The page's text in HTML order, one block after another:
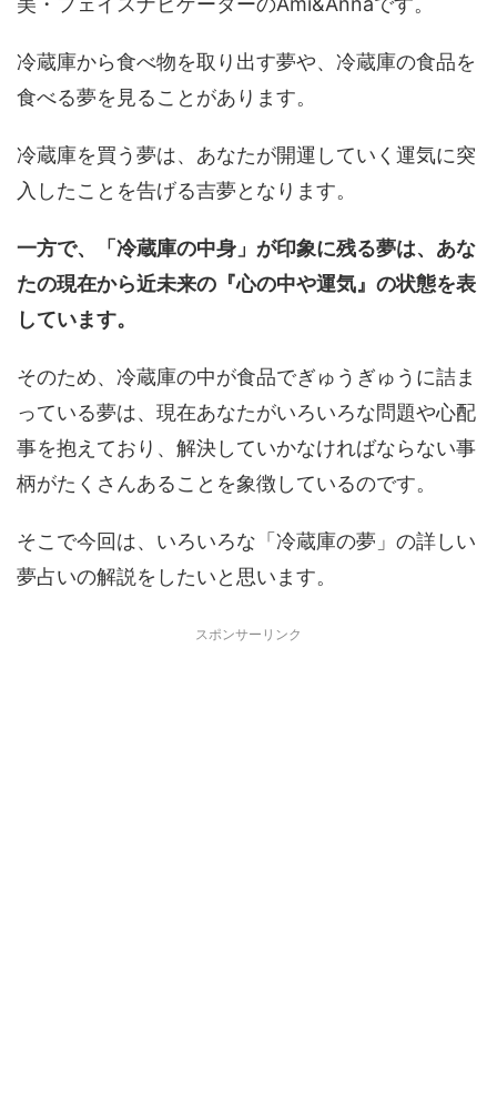
冷蔵庫から食べ物を取り出す夢や、冷蔵庫の食品を
食べる夢を見ることがあります。
冷蔵庫を買う夢は、あなたが開運していく運気に突
入したことを告げる吉夢となります。
一方で、「冷蔵庫の中身」が印象に残る夢は、あな
たの現在から近未来の『心の中や運気』の状態を表
しています。
そのため、冷蔵庫の中が食品でぎゅうぎゅうに詰ま
っている夢は、現在あなたがいろいろな問題や心配
事を抱えており、解決していかなければならない事
柄がたくさんあることを象徴しているのです。
そこで今回は、いろいろな「冷蔵庫の夢」の詳しい
夢占いの解説をしたいと思います。
スポンサーリンク